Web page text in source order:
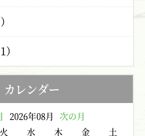
カレンダー
2026年08月 次の月
火 水 木 金 土